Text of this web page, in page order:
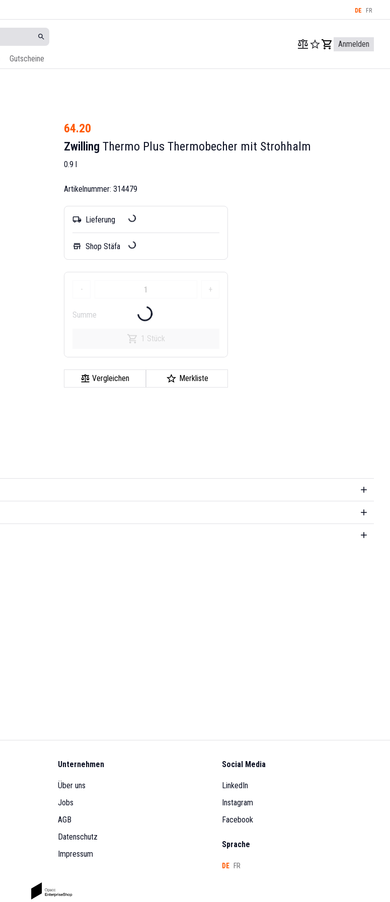
DE FR
Gutscheine
Anmelden
64.20
Zwilling Thermo Plus Thermobecher mit Strohhalm
0.9 l
Artikelnummer: 314479
local_shipping Lieferung
store Shop Stäfa
- +
Summe
1 Stück
Vergleichen Merkliste
Unternehmen
Über uns
Jobs
AGB
Datenschutz
Impressum
Social Media
LinkedIn
Instagram
Facebook
Sprache
DE FR